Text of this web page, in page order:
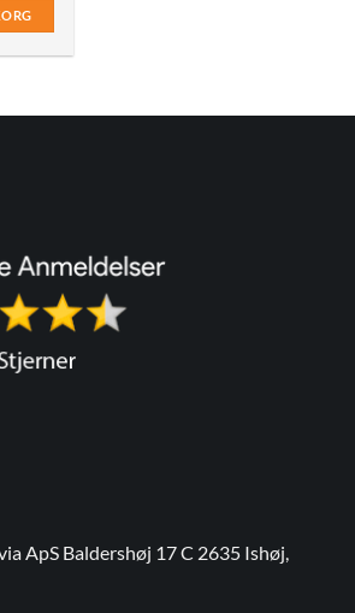
ApS Baldershøj 17 C 2635 Ishøj,